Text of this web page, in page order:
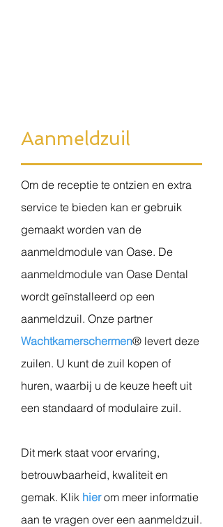
Aanmeldzuil
Om de receptie te ontzien en extra
service te bieden kan er gebruik
gemaakt worden van de
aanmeldmodule van Oase. De
aanmeldmodule van Oase Dental
wordt geïnstalleerd op een
aanmeldzuil. Onze partner
Wachtkamerschermen® levert deze
zuilen. U kunt de zuil kopen of
huren, waarbij u de keuze heeft uit
een standaard of modulaire zuil.
Dit merk staat voor ervaring,
betrouwbaarheid, kwaliteit en
gemak. Klik hierom meer informatie
aan te vragen over een aanmeldzuil.